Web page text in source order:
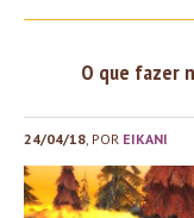
O que fazer
24/04/18, POR EIKANI